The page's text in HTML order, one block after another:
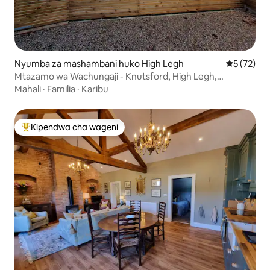
Nyumba za mashambani huko High Legh Ukadiriaji
5 (72)
Mtazamo wa Wachungaji - Knutsford, High Legh,
Cheshire
Mahali · Familia · Karibu
Kipendwa maarufu cha wageni
Kipendwa cha wageni